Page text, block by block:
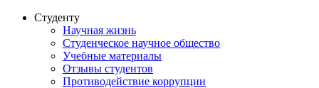
Студенту
Научная жизнь
Студенческое научное общество
Учебные материалы
Отзывы студентов
Противодействие коррупции